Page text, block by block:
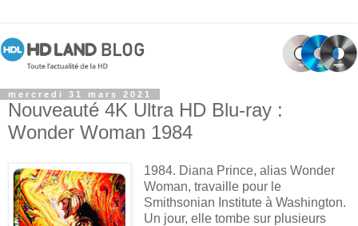
mercredi 31 mars 2021
Nouveauté 4K Ultra HD Blu-ray :
Wonder Woman 1984
1984. Diana Prince, alias Wonder
Woman, travaille pour le
Smithsonian Institute à Washington.
Un jour, elle tombe sur plusieurs